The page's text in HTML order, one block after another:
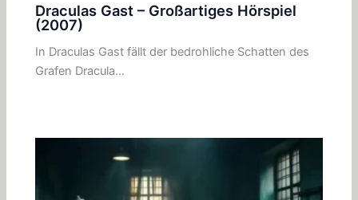
Draculas Gast – Großartiges Hörspiel
(2007)
In Draculas Gast fällt der bedrohliche Schatten des
Grafen Dracula…